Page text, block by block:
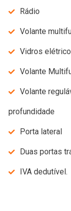
Rádio
Volante
Vidros
Volante
profundidade
Porta lateral
Duas portas
IVA dedutível.